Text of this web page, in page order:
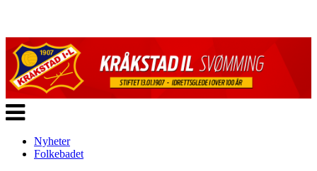
Veksle
navigasjon
Nyheter
Folkebadet